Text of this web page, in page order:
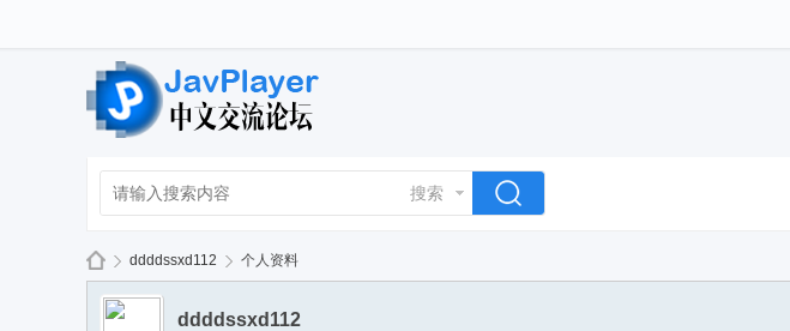
搜索
ddddssxd112 个人资料
ddddssxd112